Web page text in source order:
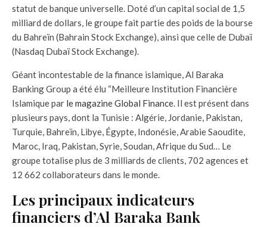
statut de banque universelle. Doté d’un capital social de 1,5
milliard de dollars, le groupe fait partie des poids de la bourse
du Bahreïn (Bahrain Stock Exchange), ainsi que celle de Dubaï
(Nasdaq Dubaï Stock Exchange).
Géant incontestable de la finance islamique, Al Baraka
Banking Group a été élu “Meilleure Institution Financière
Islamique par le magazine Global Finance. Il est présent dans
plusieurs pays, dont la Tunisie : Algérie, Jordanie, Pakistan,
Turquie, Bahreïn, Libye, Égypte, Indonésie, Arabie Saoudite,
Maroc, Iraq, Pakistan, Syrie, Soudan, Afrique du Sud… Le
groupe totalise plus de 3 milliards de clients, 702 agences et
12 662 collaborateurs dans le monde.
Les principaux indicateurs
financiers d’Al Baraka Bank